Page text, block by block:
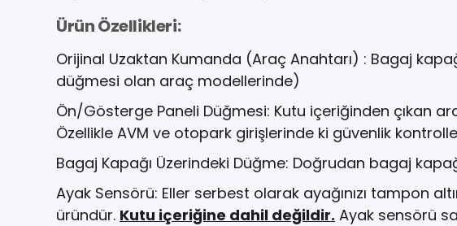
Ürün Özellikleri:
Orijinal Uzaktan Kumanda (Araç Anahtarı) : Bagaj
düğmesi olan araç modellerinde)
Ön/Gösterge Paneli Düğmesi: Kutu içeriğinden çıkan
Özellikle AVM ve otopark girişlerinde ki güvenlik
Bagaj Kapağı Üzerindeki Düğme: Doğrudan bagaj
Ayak Sensörü: Eller serbest olarak ayağınızı tampon
üründür. Kutu içeriğine dahil değildir. Ayak sensörü